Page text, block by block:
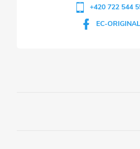
+420 722 544
EC-ORIGINAL